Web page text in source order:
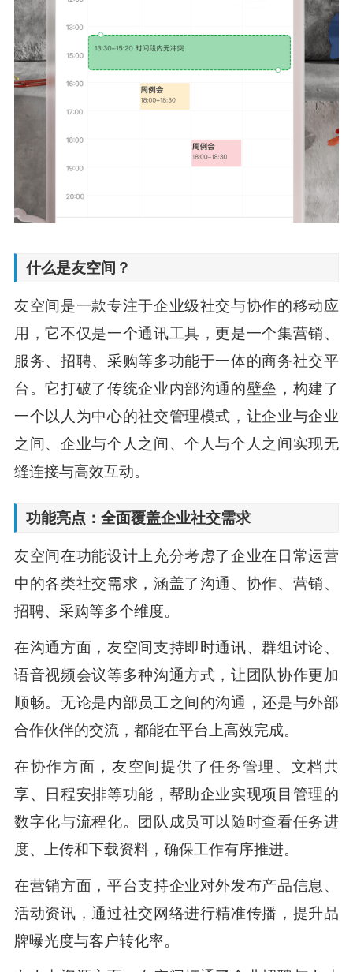
什么是友空间？
友空间是一款专注于企业级社交与协作的移动应
用，它不仅是一个通讯工具，更是一个集营销、
服务、招聘、采购等多功能于一体的商务社交平
台。它打破了传统企业内部沟通的壁垒，构建了
一个以人为中心的社交管理模式，让企业与企业
之间、企业与个人之间、个人与个人之间实现无
缝连接与高效互动。
功能亮点：全面覆盖企业社交需求
友空间在功能设计上充分考虑了企业在日常运营
中的各类社交需求，涵盖了沟通、协作、营销、
招聘、采购等多个维度。
在沟通方面，友空间支持即时通讯、群组讨论、
语音视频会议等多种沟通方式，让团队协作更加
顺畅。无论是内部员工之间的沟通，还是与外部
合作伙伴的交流，都能在平台上高效完成。
在协作方面，友空间提供了任务管理、文档共
享、日程安排等功能，帮助企业实现项目管理的
数字化与流程化。团队成员可以随时查看任务进
度、上传和下载资料，确保工作有序推进。
在营销方面，平台支持企业对外发布产品信息、
活动资讯，通过社交网络进行精准传播，提升品
牌曝光度与客户转化率。